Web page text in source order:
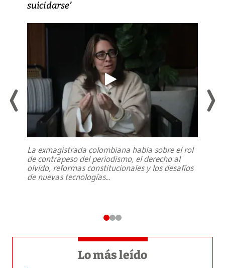
suicidarse’
La exmagistrada colombiana habla sobre el rol
de contrapeso del periodismo, el derecho al
olvido, reformas constitucionales y los desafíos
de nuevas tecnologías...
Lo más leído